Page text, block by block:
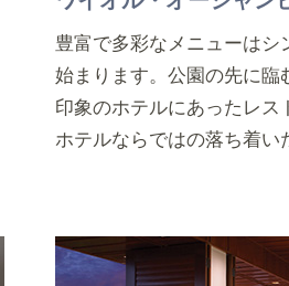
豊富で多彩なメニューは
始まります。公園の先に臨
印象のホテルにあったレス
ホテルならではの落ち着い